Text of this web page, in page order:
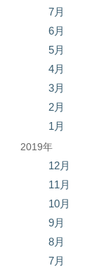
7月
6月
5月
4月
3月
2月
1月
2019年
12月
11月
10月
9月
8月
7月